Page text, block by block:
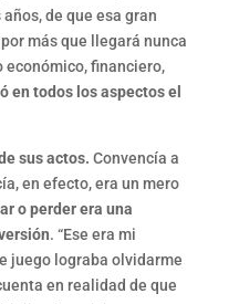
de que esa gran
más que llegará nunca
económico, financiero,
en todos los aspectos el
sus actos. Convencía a
en efecto, era un mero
o perder era una
. “Ese era mi
juego lograba olvidarme
en realidad de que